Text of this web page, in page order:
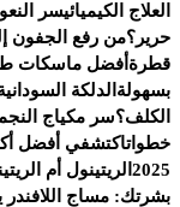
العلاج الكيميائيسر
حرير؟من رفع الجفون
قطرة أفضل ماسكات
بسهولة الدلكة
الكلف؟
خطواتاكتشفي أفضل
2025 الريتينول أم
بشرتك: مساج اللافندر